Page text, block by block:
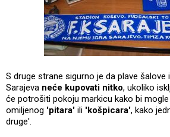
S druge strane sigurno je da plave šalove
Sarajeva neće kupovati nitko, ukoliko
će potrošiti pokoju markicu kako bi mogle
omiljenog 'pitara' ili 'košpicara', kako
druge'.